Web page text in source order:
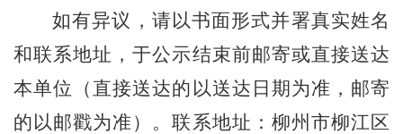
如有异议，请以书面形式并署真实姓名
和联系地址，于公示结束前邮寄或直接送达
本单位（直接送达的以送达日期为准，邮寄
的以邮戳为准） 。联系地址：柳州市柳江区